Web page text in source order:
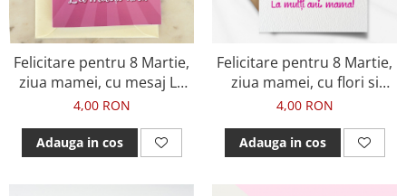
Felicitare pentru 8 Martie,
ziua mamei, cu mesaj La
multi ani
4,00 RON
Adauga in cos
Felicitare pentru 8 Martie,
ziua mamei, cu flori si
mesaj La multi ani
4,00 RON
Adauga in cos